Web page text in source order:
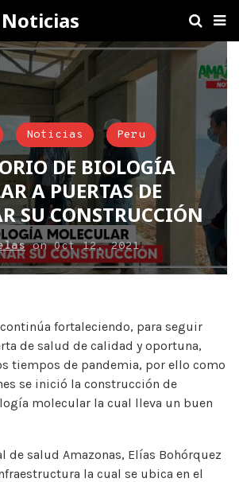
Noticias Peru
DE BIOLOGÍA
A PUERTAS DE
SU CONSTRUCCIÓN
onOct 12, 2021
fortaleciendo, para seguir
de salud de calidad y oportuna,
tiempos de pandemia, por ello como
se inició la construcción de
molecular la cual lleva un buen
de salud Amazonas, Elías Bohórquez
la cual se ubica en el